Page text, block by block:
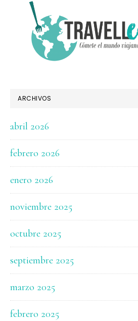
FOOTER
ARCHIVOS
abril 2026
febrero 2026
enero 2026
noviembre 2025
octubre 2025
septiembre 2025
marzo 2025
febrero 2025